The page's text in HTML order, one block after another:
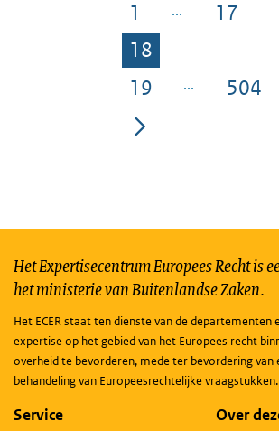
Pagina
1 Pagina
17
Pagina
18
Pagina
19 504
Het Expertisecentrum Europees Recht is
het ministerie van Buitenlandse Zaken.
Het ECER staat ten dienste van de
expertise op het gebied van het Europees recht
overheid te bevorderen, mede ter bevordering van
behandeling van Europeesrechtelijke vraagstukken.
Service Over